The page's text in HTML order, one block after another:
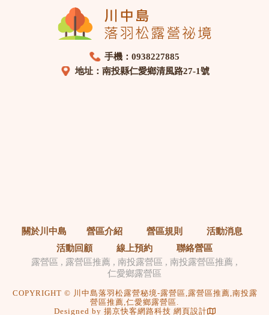
手機：0938227885
地址：南投縣仁愛鄉清風路27-1號
關於川中島 營區介紹 營區規則
活動消息
活動回顧
線上預約
聯絡營區
露營區
露營區推薦 南投露營區
南投露營區推薦
仁愛鄉露營區
COPYRIGHT © 川中島落羽松露營秘境-露營區,露營區推薦,南投露
營區推薦,仁愛鄉露營區.
Designed by 揚京快客網路科技 網頁設計